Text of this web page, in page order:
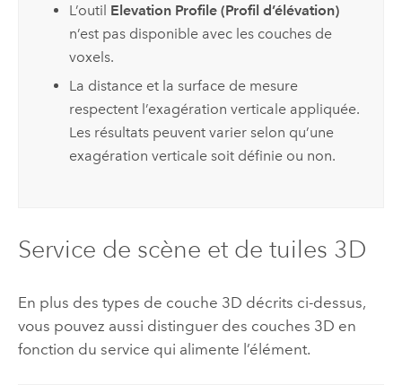
L’outil Elevation Profile (Profil d’élévation)
n’est pas disponible avec les couches de
voxels.
La distance et la surface de mesure
respectent l’exagération verticale appliquée.
Les résultats peuvent varier selon qu’une
exagération verticale soit définie ou non.
Service de scène et de tuiles 3D
En plus des types de couche 3D décrits ci-dessus,
vous pouvez aussi distinguer des couches 3D en
fonction du service qui alimente l’élément.